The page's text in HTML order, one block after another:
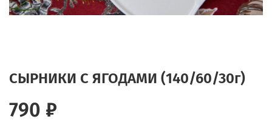
СЫРНИКИ С ЯГОДАМИ (140/60/30г)
790 ₽